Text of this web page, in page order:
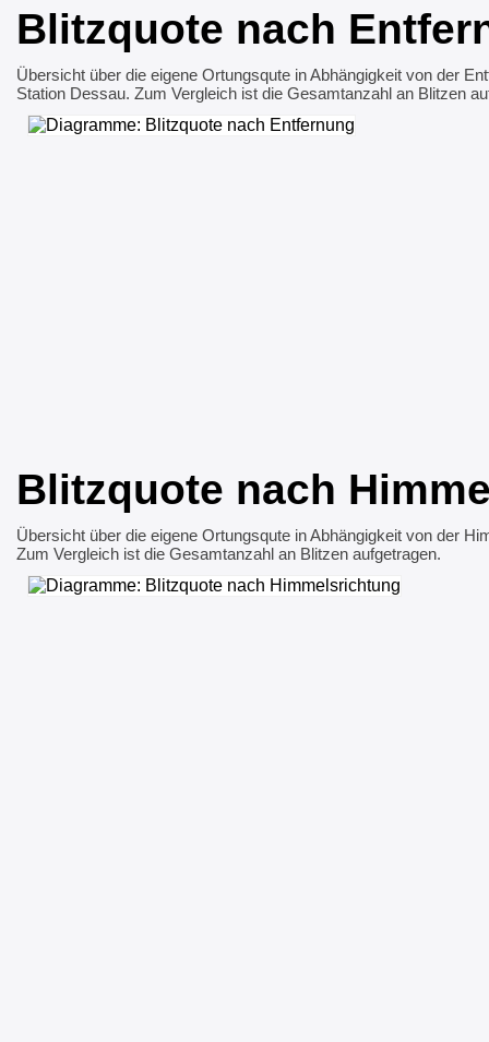
Blitzquote nach
Übersicht über die eigene Ortungsqute in Abhängigkeit von der
Station Dessau. Zum Vergleich ist die Gesamtanzahl an Blitzen
Blitzquote nach
Übersicht über die eigene Ortungsqute in Abhängigkeit von der
Zum Vergleich ist die Gesamtanzahl an Blitzen aufgetragen.